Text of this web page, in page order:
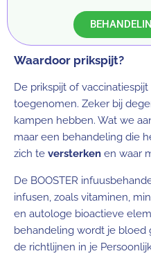
Waardoor prikspijt?
De prikspijt of
toegenomen. Zeker bij
kampen hebben. Wat we
maar een behandeling die
zich te versterken en waar
De BOOSTER
infusen, zoals vitaminen,
en autologe bioactieve
behandeling wordt je bloed
de richtlijnen in je